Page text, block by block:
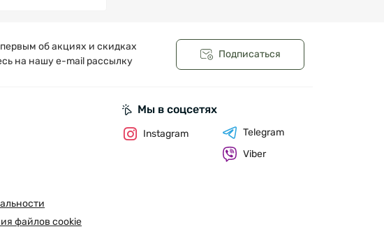
об акциях и скидках
на нашу e-mail рассылку
Подписаться
файлов cookie
Мы в соцсетях
Instagram
Telegram
Viber